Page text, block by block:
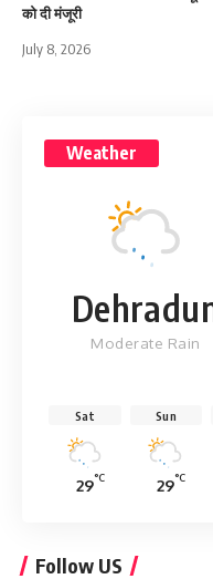
को दी मंजूरी
July 8, 2026
Weather
Moderate Rain
Sat
29°C
Sun
29°C
Follow US